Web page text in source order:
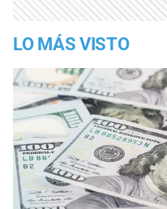
LO MÁS VISTO